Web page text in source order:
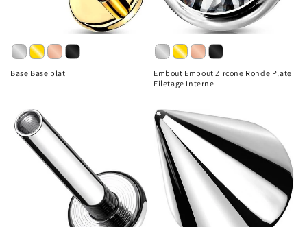
Base Base plat
Embout Embout Zircone Ronde Plate
Filetage Interne